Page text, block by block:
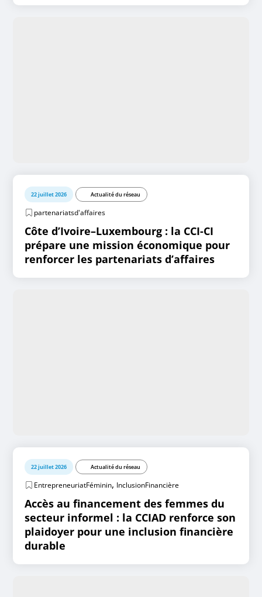
22 juillet 2026 Actualité du réseau
partenariatsd'affaires
Côte d’Ivoire–Luxembourg : la CCI-CI
prépare une mission économique pour
renforcer les partenariats d’affaires
22 juillet 2026 Actualité du réseau
EntrepreneuriatFéminin, InclusionFinancière
Accès au financement des femmes du
secteur informel : la CCIAD renforce son
plaidoyer pour une inclusion financière
durable